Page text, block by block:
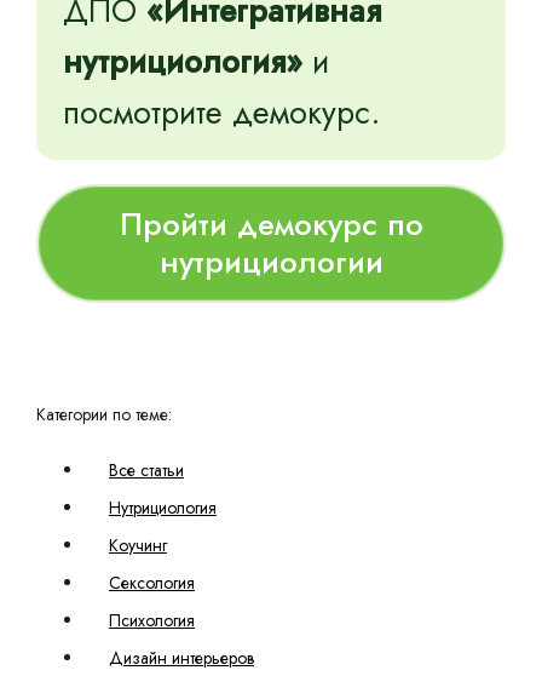
ДПО «Интегративная
нутрициология» и
посмотрите демокурс.
Пройти демокурс по
нутрициологии
Категории по теме:
Все статьи
Нутрициология
Коучинг
Сексология
Психология
Дизайн интерьеров